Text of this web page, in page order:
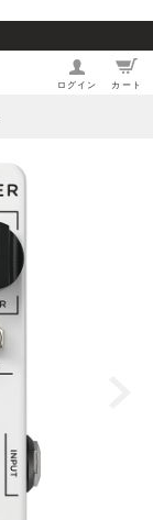
ログイン カート